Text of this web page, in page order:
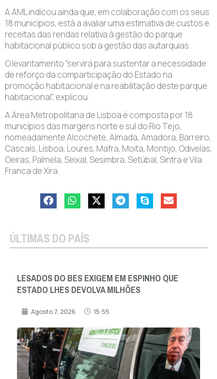
A AML indicou ainda que, em colaboração com os seus
18 municípios, está a avaliar uma estimativa de custos e
receitas das rendas relativa à gestão do parque
habitacional público sob a gestão das autarquias.
O levantamento “servirá para sustentar a necessidade
de reforço da comparticipação do Estado na
promoção habitacional e na reabilitação deste parque
habitacional”, explicou.
A Área Metropolitana de Lisboa é composta por 18
municípios das margens norte e sul do Rio Tejo,
nomeadamente Alcochete, Almada, Amadora, Barreiro,
Cascais, Lisboa, Loures, Mafra, Moita, Montijo, Odivelas,
Oeiras, Palmela, Seixal, Sesimbra, Setúbal, Sintra e Vila
Franca de Xira.
ÚLTIMAS DO PAÍS
LESADOS DO BES EXIGEM EM ESPINHO QUE
ESTADO LHES DEVOLVA MILHÕES
Agosto 7, 2026 15:55